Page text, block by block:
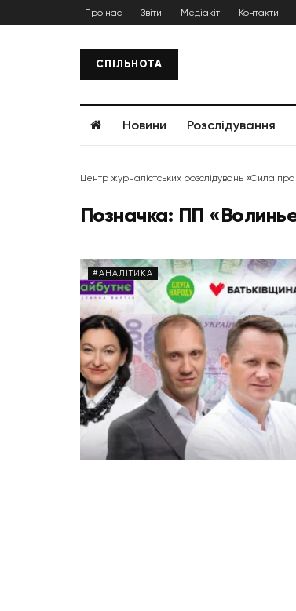
Про нас Звіти Медіакіт Контакти
СПІЛЬНОТА
Новини Розслідування
Центр журналістських розслідувань «Сила
Позначка: ПП
#АНАЛІТИКА